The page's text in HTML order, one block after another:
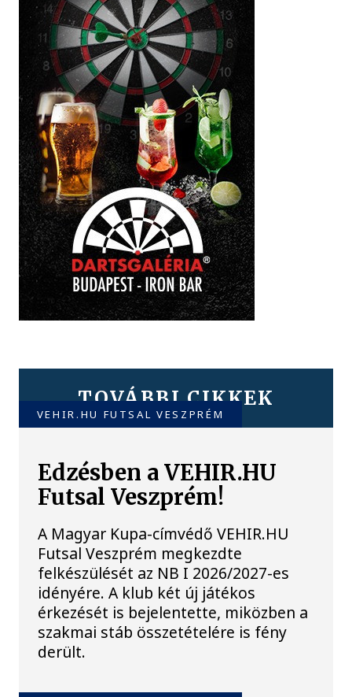
TOVÁBBI CIKKEK
VEHIR.HU FUTSAL VESZPRÉM
Edzésben a VEHIR.HU
Futsal Veszprém!
A Magyar Kupa-címvédő VEHIR.HU
Futsal Veszprém megkezdte
felkészülését az NB I 2026/2027-es
idényére. A klub két új játékos
érkezését is bejelentette, miközben a
szakmai stáb összetételére is fény
derült.